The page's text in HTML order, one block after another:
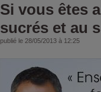
Si vous êtes
sucrés et au
publié le 28/05/2013 à 12:25